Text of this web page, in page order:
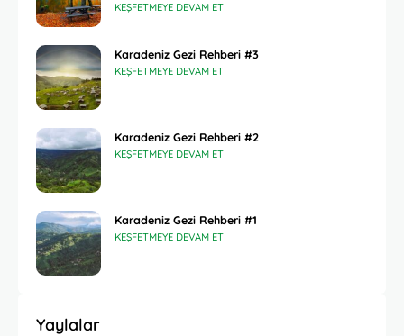
KEŞFETMEYE DEVAM ET
Karadeniz Gezi Rehberi #3
KEŞFETMEYE DEVAM ET
Karadeniz Gezi Rehberi #2
KEŞFETMEYE DEVAM ET
Karadeniz Gezi Rehberi #1
KEŞFETMEYE DEVAM ET
Yaylalar